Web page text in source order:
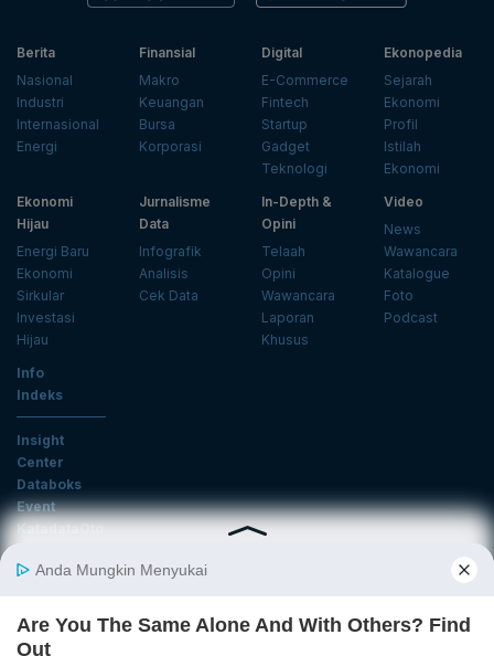
Berita
Nasional
Industri
Internasional
Energi
Finansial
Makro
Keuangan
Bursa
Korporasi
Digital
E-Commerce
Fintech
Startup
Gadget
Teknologi
Ekonopedia
Sejarah
Ekonomi
Profil
Istilah
Ekonomi
Ekonomi
Hijau
Energi Baru
Ekonomi
Sirkular
Investasi
Hijau
Jurnalisme
Data
Infografik
Analisis
Cek Data
In-Depth &
Opini
Telaah
Opini
Wawancara
Laporan
Khusus
Video
News
Wawancara
Katalogue
Foto
Podcast
Info
Indeks
Insight
Center
Databoks
Event
KatadataOto
Email
Daftar